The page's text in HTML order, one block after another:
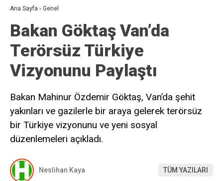
Ana Sayfa › Genel
Bakan Göktaş Van’da
Terörsüz Türkiye
Vizyonunu Paylaştı
Bakan Mahinur Özdemir Göktaş, Van’da şehit
yakınları ve gazilerle bir araya gelerek terörsüz
bir Türkiye vizyonunu ve yeni sosyal
düzenlemeleri açıkladı.
Neslihan Kaya TÜM YAZILARI